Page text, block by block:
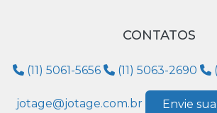
CONTATOS
(11) 5061-5656 (11) 5063-2690
jotage@jotage.com.br Envie